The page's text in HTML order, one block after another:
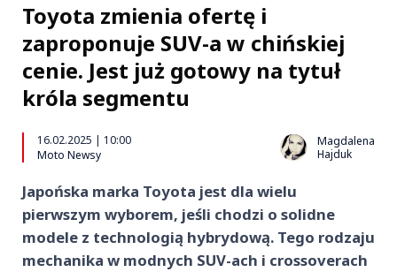
Toyota zmienia ofertę i
zaproponuje SUV-a w chińskiej
cenie. Jest już gotowy na tytuł
króla segmentu
16.02.2025 | 10:00
Moto Newsy
Magdalena
Hajduk
Japońska marka Toyota jest dla wielu
pierwszym wyborem, jeśli chodzi o solidne
modele z technologią hybrydową. Tego rodzaju
mechanika w modnych SUV-ach i crossoverach